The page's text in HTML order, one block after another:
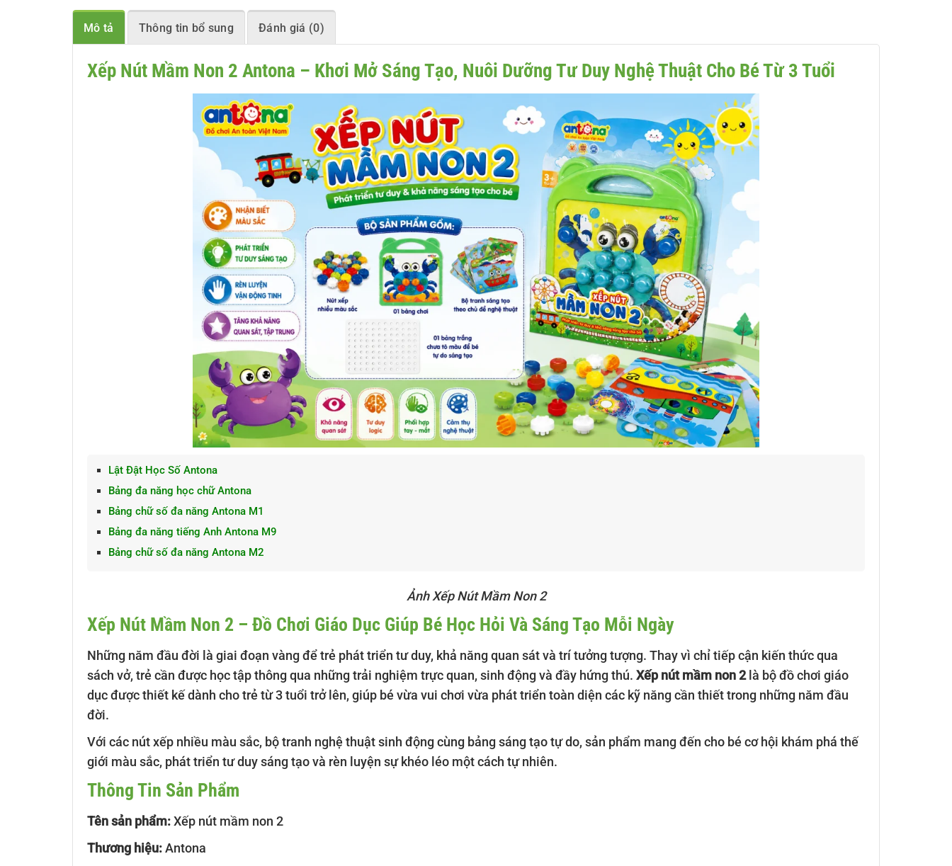
Mô tả Thông tin bổ sung Đánh giá (0)
Xếp Nút Mầm Non 2 Antona – Khơi Mở Sáng Tạo, Nuôi Dưỡng Tư Duy Nghệ Thuật Cho Bé Từ 3 Tuổi
Lật Đật Học Số Antona
Bảng đa năng học chữ Antona
Bảng chữ số đa năng Antona M1
Bảng đa năng tiếng Anh Antona M9
Bảng chữ số đa năng Antona M2
Ảnh Xếp Nút Mầm Non 2
Xếp Nút Mầm Non 2 – Đồ Chơi Giáo Dục Giúp Bé Học Hỏi Và Sáng Tạo Mỗi Ngày
Những năm đầu đời là giai đoạn vàng để trẻ phát triển tư duy, khả năng quan sát và trí tưởng tượng. Thay vì chỉ tiếp cận kiến thức qua
sách vở, trẻ cần được học tập thông qua những trải nghiệm trực quan, sinh động và đầy hứng thú. Xếp nút mầm non 2là bộ đồ chơi giáo
dục được thiết kế dành cho trẻ từ 3 tuổi trở lên, giúp bé vừa vui chơi vừa phát triển toàn diện các kỹ năng cần thiết trong những năm đầu
đời.
Với các nút xếp nhiều màu sắc, bộ tranh nghệ thuật sinh động cùng bảng sáng tạo tự do, sản phẩm mang đến cho bé cơ hội khám phá thế
giới màu sắc, phát triển tư duy sáng tạo và rèn luyện sự khéo léo một cách tự nhiên.
Thông Tin Sản Phẩm
Tên sản phẩm:Xếp nút mầm non 2
Thương hiệu:Antona